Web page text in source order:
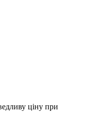
ціну при